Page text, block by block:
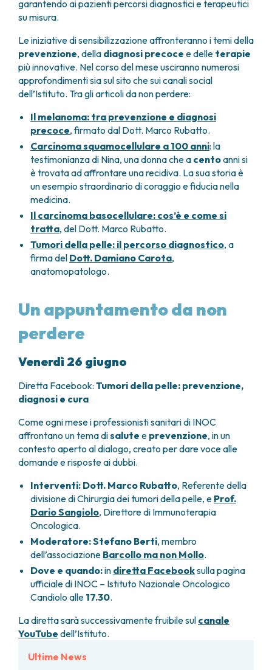
METASTASI DEL SISTEMA NERVOSO CENTRALE
NEOPLASIE MIELODISPLASTICHE
NEOPLASIE MIELOPROLIFERATIVE CRONICHE
SARCOMI E TUMORI RARI
TUMORI OSSEI
FARMACIA
LABORATORIO ANALISI
MEDICINA NUCLEARE
RADIODIAGNOSTICA
RADIOTERAPIA
CONSULENZE
CARDIOLOGIA
DIETETICA E NUTRIZIONE CLINICA
GENETICA MEDICA
PNEUMOLOGIA
PSICOLOGIA
TERAPIA DEL DOLORE E CURE PALLIATIVE
ALTRE CONSULENZE
RICERCA CLINICA
RICERCA CLINICA E INNOVAZIONE
UNITÀ CLINICA DI FASE I
CLINICAL RESEARCH UNIT (CRU)
garantendo ai pazienti percorsi diagnostici e terapeutici
su misura.
Le iniziative di sensibilizzazione affronteranno i temi della
prevenzione, della diagnosi precoce e delle terapie
più innovative. Nel corso del mese usciranno numerosi
approfondimenti sia sul sito che sui canali social
dell’Istituto. Tra gli articoli da non perdere:
Il melanoma: tra prevenzione e diagnosi
precoce, firmato dal Dott. Marco Rubatto.
Carcinoma squamocellulare a 100 anni: la
testimonianza di Nina, una donna che a centoanni si
è trovata ad affrontare una recidiva. La sua storia è
un esempio straordinario di coraggio e fiducia nella
medicina.
Il carcinoma basocellulare: cos’è e come si
tratta, del Dott. Marco Rubatto.
Tumori della pelle: il percorso diagnostico, a
firma del Dott. Damiano Carota,
anatomopatologo.
Un appuntamento da non
perdere
Venerdì 26 giugno
Diretta Facebook: Tumori della pelle: prevenzione,
diagnosi e cura
Come ogni mese i professionisti sanitari di INOC
affrontano un tema disalute e prevenzione, in un
contesto aperto al dialogo, creato per dare voce alle
domande e risposte ai dubbi.
Interventi: Dott. Marco Rubatto, Referente della
divisione di Chirurgia dei tumori della pelle, e Prof.
Dario Sangiolo, Direttore di Immunoterapia
Oncologica.
Moderatore:Stefano Berti, membro
dell’associazione Barcollo ma non Mollo.
Dove e quando:in diretta Facebooksulla pagina
ufficiale di INOC – Istituto Nazionale Oncologico
Candiolo alle 17.30.
La diretta sarà successivamente fruibile sul canale
YouTube dell’Istituto.
Ultime News